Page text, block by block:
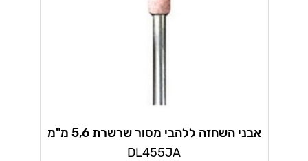
אבני השחזה ללהבי מסור שרשרת 5,6 מ"מ
דרמל
DL455JA